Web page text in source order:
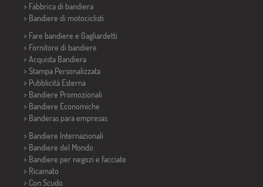
> Fabbrica di bandiera
> Bandiere di motociclisti
> Fare bandiere e Gagliardetti
> Fornitore di bandiere
> Acquista Bandiera
> Stampa Personalizzata
> Pubblicità Esterna
> Bandiere Promozionali
> Bandiere Economiche
> Banderas para empresas
> Bandiere Internazionali
> Bandiere del Mondo
> Bandiere per negozi e facciate
> Ricamato
> Con Scudo